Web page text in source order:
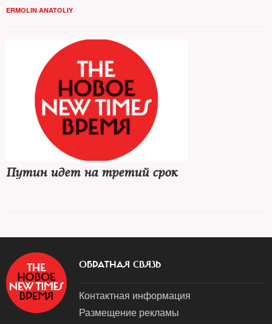
ERMOLIN ANATOLIY
Путин идет на третий срок
ОБРАТНАЯ СВЯЗЬ
Контактная информация
Размещение рекламы